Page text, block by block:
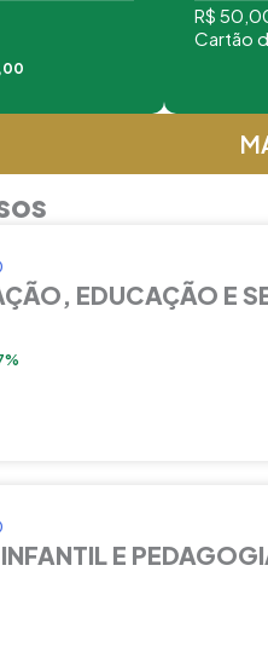
R$
Cartão
EDUCAÇÃO E
E